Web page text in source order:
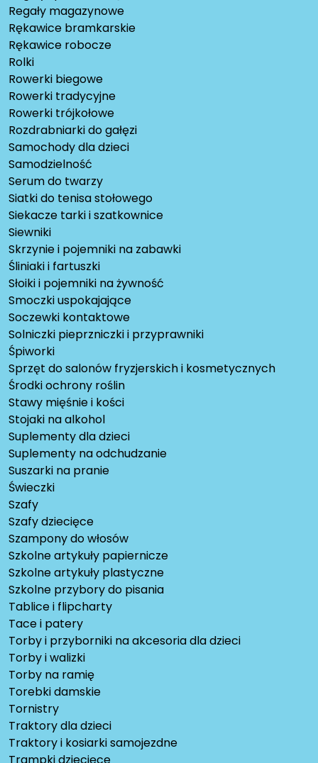
Regały magazynowe
Rękawice bramkarskie
Rękawice robocze
Rolki
Rowerki biegowe
Rowerki tradycyjne
Rowerki trójkołowe
Rozdrabniarki do gałęzi
Samochody dla dzieci
Samodzielność
Serum do twarzy
Siatki do tenisa stołowego
Siekacze tarki i szatkownice
Siewniki
Skrzynie i pojemniki na zabawki
Śliniaki i fartuszki
Słoiki i pojemniki na żywność
Smoczki uspokajające
Soczewki kontaktowe
Solniczki pieprzniczki i przyprawniki
Śpiworki
Sprzęt do salonów fryzjerskich i kosmetycznych
Środki ochrony roślin
Stawy mięśnie i kości
Stojaki na alkohol
Suplementy dla dzieci
Suplementy na odchudzanie
Suszarki na pranie
Świeczki
Szafy
Szafy dziecięce
Szampony do włosów
Szkolne artykuły papiernicze
Szkolne artykuły plastyczne
Szkolne przybory do pisania
Tablice i flipcharty
Tace i patery
Torby i przyborniki na akcesoria dla dzieci
Torby i walizki
Torby na ramię
Torebki damskie
Tornistry
Traktory dla dzieci
Traktory i kosiarki samojezdne